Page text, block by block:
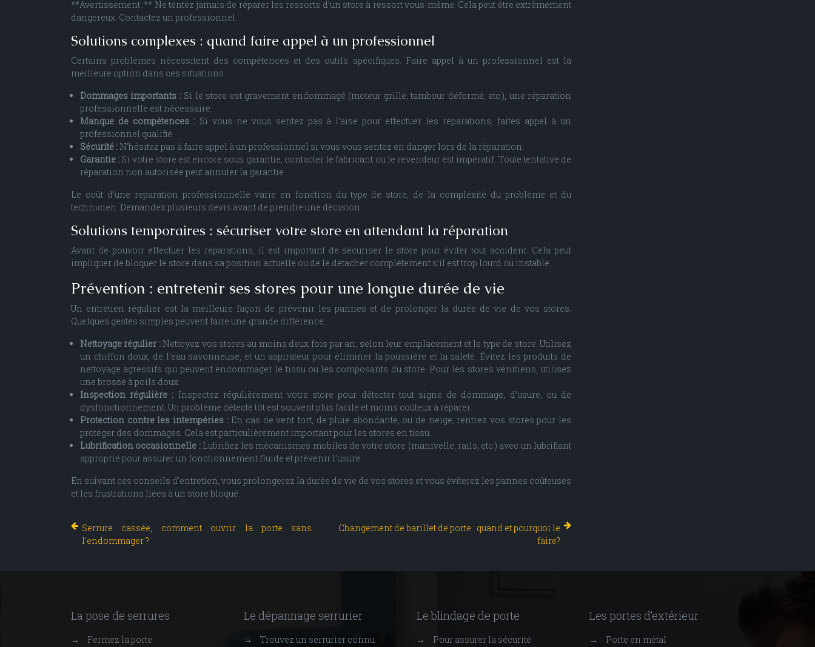
**Avertissement :** Ne tentez jamais de réparer les ressorts d’un store à ressort vous-même. Cela peut être extrêmement
dangereux. Contactez un professionnel.
Solutions complexes : quand faire appel à un professionnel
Certains problèmes nécessitent des compétences et des outils spécifiques. Faire appel à un professionnel est la
meilleure option dans ces situations.
Dommages importants : Si le store est gravement endommagé (moteur grillé, tambour déformé, etc.), une réparation
professionnelle est nécessaire.
Manque de compétences : Si vous ne vous sentez pas à l’aise pour effectuer les réparations, faites appel à un
professionnel qualifié.
Sécurité : N’hésitez pas à faire appel à un professionnel si vous vous sentez en danger lors de la réparation.
Garantie : Si votre store est encore sous garantie, contacter le fabricant ou le revendeur est impératif. Toute tentative de
réparation non autorisée peut annuler la garantie.
Le coût d’une réparation professionnelle varie en fonction du type de store, de la complexité du problème et du
technicien. Demandez plusieurs devis avant de prendre une décision.
Solutions temporaires : sécuriser votre store en attendant la réparation
Avant de pouvoir effectuer les réparations, il est important de sécuriser le store pour éviter tout accident. Cela peut
impliquer de bloquer le store dans sa position actuelle ou de le détacher complètement s’il est trop lourd ou instable.
Prévention : entretenir ses stores pour une longue durée de vie
Un entretien régulier est la meilleure façon de prévenir les pannes et de prolonger la durée de vie de vos stores.
Quelques gestes simples peuvent faire une grande différence.
Nettoyage régulier : Nettoyez vos stores au moins deux fois par an, selon leur emplacement et le type de store. Utilisez
un chiffon doux, de l’eau savonneuse, et un aspirateur pour éliminer la poussière et la saleté. Évitez les produits de
nettoyage agressifs qui peuvent endommager le tissu ou les composants du store. Pour les stores vénitiens, utilisez
une brosse à poils doux.
Inspection régulière : Inspectez régulièrement votre store pour détecter tout signe de dommage, d’usure, ou de
dysfonctionnement. Un problème détecté tôt est souvent plus facile et moins coûteux à réparer.
Protection contre les intempéries : En cas de vent fort, de pluie abondante, ou de neige, rentrez vos stores pour les
protéger des dommages. Cela est particulièrement important pour les stores en tissu.
Lubrification occasionnelle : Lubrifiez les mécanismes mobiles de votre store (manivelle, rails, etc.) avec un lubrifiant
approprié pour assurer un fonctionnement fluide et prévenir l’usure.
En suivant ces conseils d’entretien, vous prolongerez la durée de vie de vos stores et vous éviterez les pannes coûteuses
et les frustrations liées à un store bloqué.
Serrure cassée, comment ouvrir la porte sans
l’endommager ?
Changement de barillet de porte : quand et pourquoi le
faire?
La pose de serrures
→ Fermez la porte
Le dépannage serrurier
→ Trouvez un serrurier connu
Le blindage de porte
→ Pour assurer la sécurité
Les portes d’extérieur
→ Porte en métal